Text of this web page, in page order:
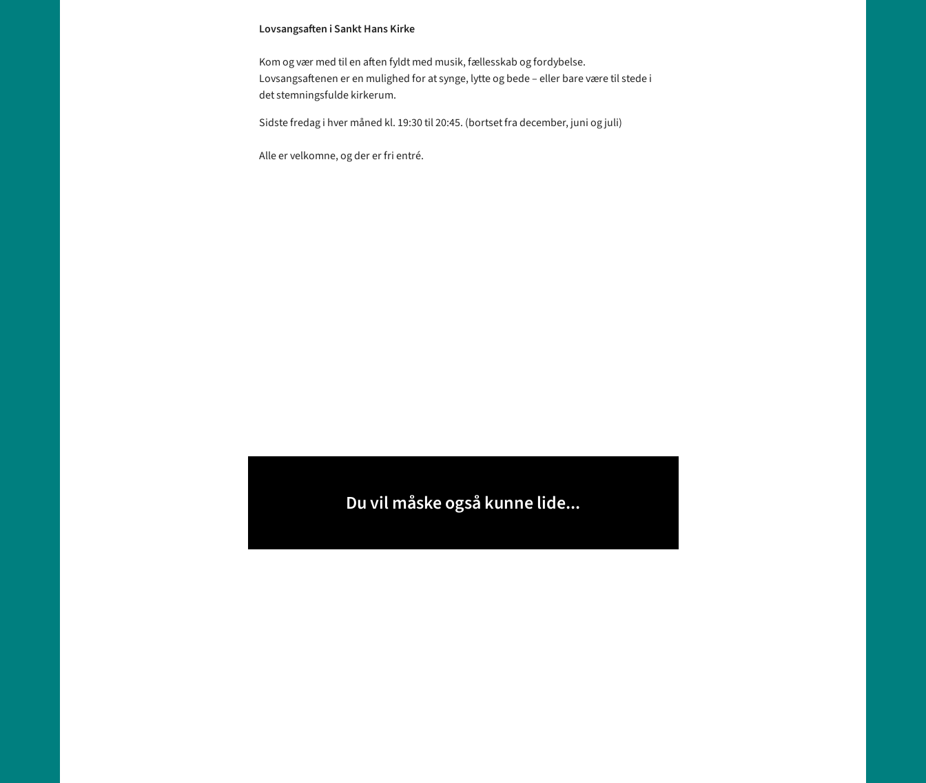
Lovsangsaften i Sankt Hans Kirke
Kom og vær med til en aften fyldt med musik, fællesskab og fordybelse.
Lovsangsaftenen er en mulighed for at synge, lytte og bede – eller bare være til stede i
det stemningsfulde kirkerum.
Sidste fredag i hver måned kl. 19:30 til 20:45. (bortset fra december, juni og juli)
Alle er velkomne, og der er fri entré.
Du vil måske også kunne lide...